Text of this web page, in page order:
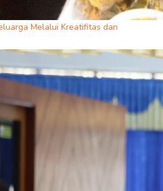
Melalui Kreatifitas dan